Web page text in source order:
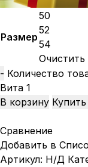
Размер
50
52
54
Очистить
Количество
Вита
В корзину
Сравнение
Добавить в
Артикул: Н/Д